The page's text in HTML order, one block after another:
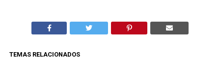
TEMAS RELACIONADOS